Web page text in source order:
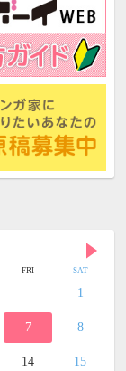
FRI SAT
1
7 8
14 15